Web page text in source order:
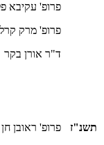
פרופ' עקיבא
פרופ' מרק
ד"ר אורן בקר
תשנ"ז
פרופ' ראובן חן